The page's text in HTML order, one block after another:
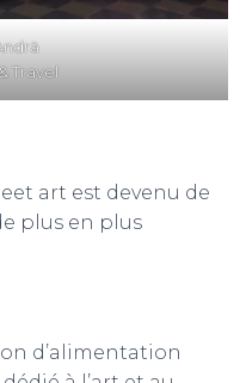
Travel
art est devenu de
plus en plus
d’alimentation